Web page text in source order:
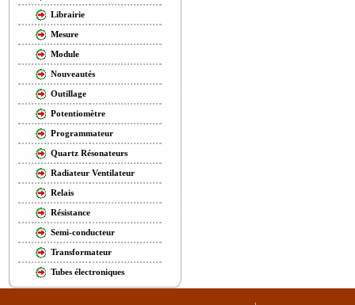
Librairie
Mesure
Module
Nouveautés
Outillage
Potentiomètre
Programmateur
Quartz Résonateurs
Radiateur Ventilateur
Relais
Résistance
Semi-conducteur
Transformateur
Tubes électroniques